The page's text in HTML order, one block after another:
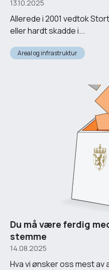
13.10.2025
Allerede i 2001 vedtok
eller hardt skadde i...
Areal og infrastruktur
Du må være ferdig
stemme
14.08.2025
Hva vi ønsker oss mest av